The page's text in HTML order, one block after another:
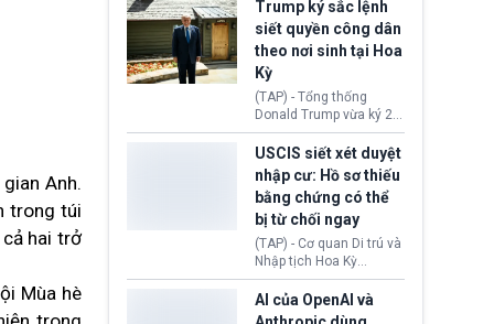
Anh.
trong túi
hai trở
Mùa hè
cầu đóng góp 567 triệu
USD vào một quỹ khắc
phục hậu quả. Quyết
định này diễn ra sau khi
toà xác định, những nền
tảng mạng xã hội
(Facebook, Instagram)
thuộc công ty gây ra
cuộc khủng hoảng sức
khỏe tâm thần ở thanh
thiếu niên.
Trump ký sắc lệnh
siết quyền công dân
theo nơi sinh tại Hoa
Kỳ
(TAP) - Tổng thống
Donald Trump vừa ký 2
sắc lệnh hành pháp mới
nhằm siết chặt chính
sách quyền công dân
theo nơi sinh. Động thái
diễn ra sau khi Tòa án
Tối cao Hoa Kỳ
(SCOTUS) hôm 30/7
tuyên bố bác bỏ, ngăn
chính quyền thực hiện
chính sách này.
USCIS siết xét duyệt
nhập cư: Hồ sơ thiếu
bằng chứng có thể
bị từ chối ngay
(TAP) - Cơ quan Di trú và
Nhập tịch Hoa Kỳ
(USCIS) vừa thay đổi quy
trình xét duyệt hồ sơ
nhập cư, trao quyền cho
AI của OpenAI và